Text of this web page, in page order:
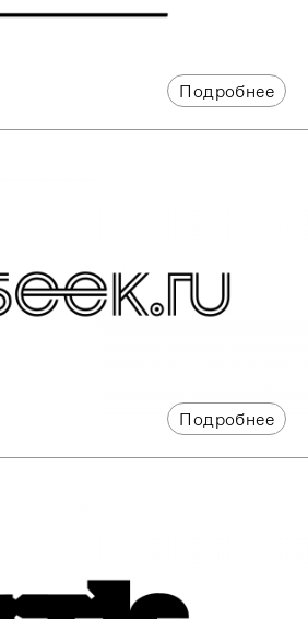
Подробнее
Подробнее